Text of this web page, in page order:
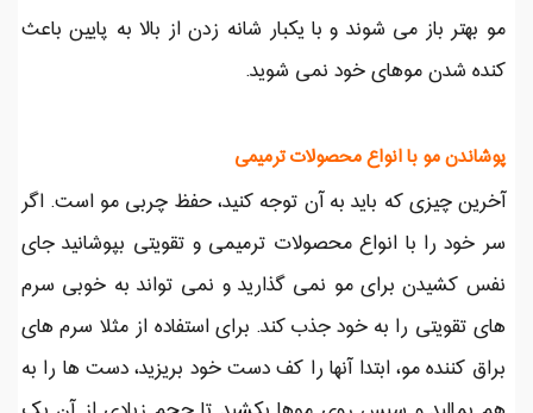
مو بهتر باز می شوند و با یکبار شانه زدن از بالا به پایین باعث
کنده شدن موهای خود نمی شوید.
پوشاندن مو با انواع محصولات ترمیمی
آخرین چیزی که باید به آن توجه کنید، حفظ چربی مو است. اگر
سر خود را با انواع محصولات ترمیمی و تقویتی بپوشانید جای
نفس کشیدن برای مو نمی گذارید و نمی تواند به خوبی سرم
های تقویتی را به خود جذب کند. برای استفاده از مثلا سرم های
براق کننده مو، ابتدا آنها را کف دست خود بریزید، دست ها را به